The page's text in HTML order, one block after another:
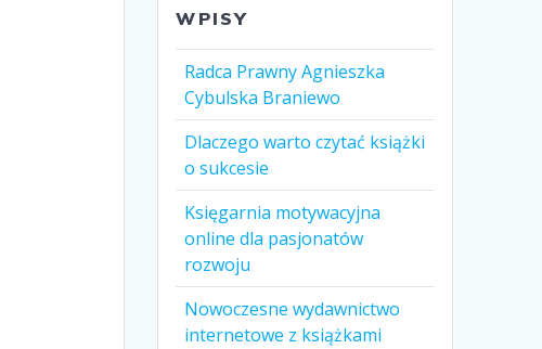
WPISY
Radca Prawny Agnieszka
Cybulska Braniewo
Dlaczego warto czytać książki
o sukcesie
Księgarnia motywacyjna
online dla pasjonatów
rozwoju
Nowoczesne wydawnictwo
internetowe z książkami